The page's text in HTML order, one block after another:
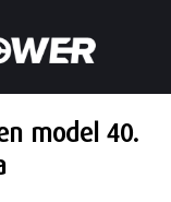
model 40.